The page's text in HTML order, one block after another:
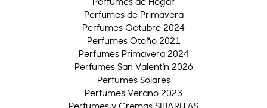
Perfumes de Primavera
Perfumes Octubre 2024
Perfumes Otoño 2021
Perfumes Primavera 2024
Perfumes San Valentín 2026
Perfumes Solares
Perfumes Verano 2023